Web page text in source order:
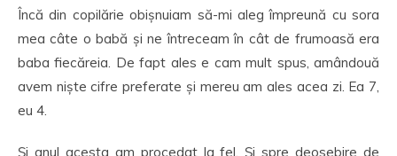
Încă din copilărie obișnuiam să-mi aleg împreună cu sora
mea câte o babă și ne întreceam în cât de frumoasă era
baba fiecăreia. De fapt ales e cam mult spus, amândouă
avem niște cifre preferate și mereu am ales acea zi. Ea 7,
eu 4.
Și anul acesta am procedat la fel. Și spre deosebire de